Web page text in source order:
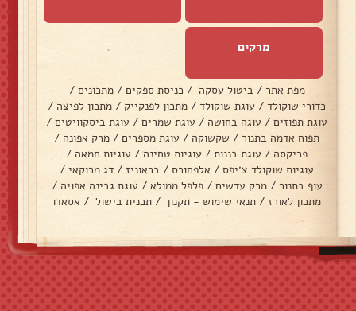
מרקים
מפת אתר / ביטול עסקה / כניסת ספקים / מתכונים /
כדורי שוקולד / עוגת שוקולד / מתכון לפנקייק / מתכון לפיצה /
עוגת תפוזים / עוגה בחושה / עוגת שמרים / עוגת ביסקוויטים /
תפוח אדמה בתנור / שקשוקה / עוגת מספרים / מרק אפונה /
פריקסה / עוגת בננות / עוגיות טחינה / עוגיות חמאה /
עוגיות שוקולד צ׳יפס / אלפחורס / בראוניז / דג מרוקאי /
עוף בתנור / מרק עדשים / פלפל ממולא / עוגת גבינה אפויה /
מתכון לאורז / תנאי שימוש - תקנון / תכנית בישול / אסאדו